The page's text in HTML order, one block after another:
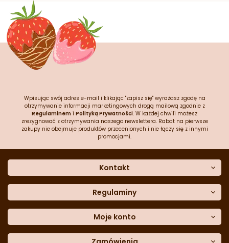
Wpisując swój adres e-mail i klikając "zapisz się" wyrażasz zgodę na
otrzymywanie informacji marketingowych drogą mailową zgodnie z
Regulaminem i Polityką Prywatności. W każdej chwili możesz
zrezygnować z otrzymywania naszego newslettera. Rabat na pierwsze
zakupy nie obejmuje produktów przecenionych i nie łączy się z innymi
promocjami.
Kontakt
Dane kontaktowe
Często zadawane pytania
Sklep stacjonarny
Formularz kontaktowy
Blog
Regulaminy
Polityka prywatności
Polityka cookies
Polityka reklamacji
Moje konto
Moje dane